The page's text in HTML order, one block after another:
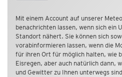
Mit einem Account auf unserer
benachrichten lassen, wenn sich
Standort nähert. Sie können sich
vorabinformieren lassen, wenn die
für ihren Ort für möglich halten, wie
Eisregen, aber auch natürlich dann,
und Gewitter zu Ihnen unterwegs